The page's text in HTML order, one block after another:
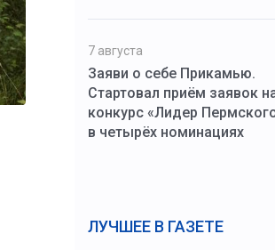
7 августа
Заяви о себе Прикамью.
Стартовал приём заявок
конкурс «Лидер
в четырёх номинациях
ЛУЧШЕЕ В ГАЗЕТЕ